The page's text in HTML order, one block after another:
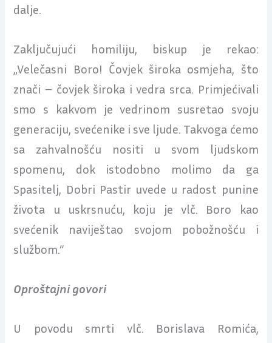
dalje.
Zaključujući homiliju, biskup je rekao:
„Velečasni Boro! Čovjek široka osmjeha, što
znači – čovjek široka i vedra srca. Primjećivali
smo s kakvom je vedrinom susretao svoju
generaciju, svećenike i sve ljude. Takvoga ćemo
sa zahvalnošću nositi u svom ljudskom
spomenu, dok istodobno molimo da ga
Spasitelj, Dobri Pastir uvede u radost punine
života u uskrsnuću, koju je vlč. Boro kao
svećenik naviještao svojom pobožnošću i
službom.“
Oproštajni govori
U povodu smrti vlč. Borislava Romića,